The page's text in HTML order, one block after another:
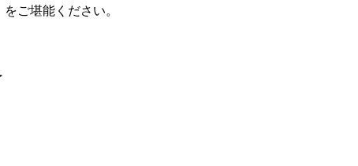
ご堪能ください。